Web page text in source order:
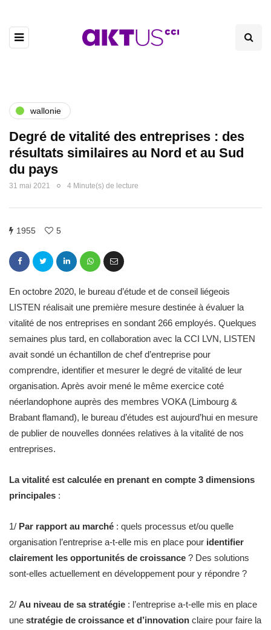
wallonie
Degré de vitalité des entreprises : des
résultats similaires au Nord et au Sud
du pays
31 mai 2021 4 Minute(s) de lecture
1955 5
En octobre 2020, le bureau d’étude et de conseil liégeois
LISTEN réalisait une première mesure destinée à évaluer la
vitalité de nos entreprises en sondant 266 employés. Quelques
semaines plus tard, en collaboration avec la CCI LVN, LISTEN
avait sondé un échantillon de chef d’entreprise pour
comprendre, identifier et mesurer le degré de vitalité de leur
organisation. Après avoir mené le même exercice coté
néerlandophone auprès des membres VOKA (Limbourg &
Brabant flamand), le bureau d’études est aujourd’hui en mesure
de publier de nouvelles données relatives à la vitalité de nos
entreprises.
La vitalité est calculée en prenant en compte 3 dimensions
principales :
1/ Par rapport au marché : quels processus et/ou quelle
organisation l’entreprise a-t-elle mis en place pour identifier
clairement les opportunités de croissance ? Des solutions
sont-elles actuellement en développement pour y répondre ?
2/ Au niveau de sa stratégie : l’entreprise a-t-elle mis en place
une stratégie de croissance et d’innovation claire pour faire la